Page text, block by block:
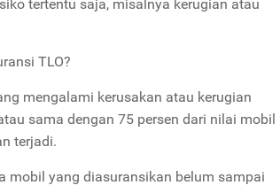
tertentu saja, misalnya kerugian atau
TLO?
mengalami kerusakan atau kerugian
sama dengan 75 persen dari nilai mobil
terjadi.
mobil yang diasuransikan belum sampai